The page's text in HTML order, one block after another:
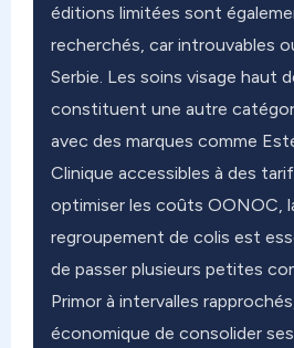
éditions limitées sont
recherchés, car introuvables
Serbie. Les soins visage haut
constituent une autre
avec des marques comme
Clinique accessibles à des
optimiser les coûts OONOC,
regroupement de colis est
de passer plusieurs petites
Primor à intervalles
économique de consolider